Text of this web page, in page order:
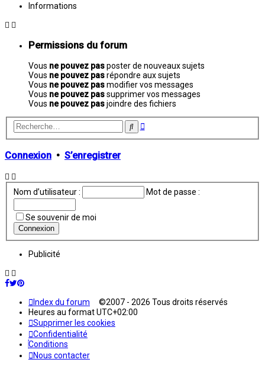
Informations
Permissions du forum
Vous ne pouvez pasposter de nouveaux sujets
Vous ne pouvez pasrépondre aux sujets
Vous ne pouvez pasmodifier vos messages
Vous ne pouvez passupprimer vos messages
Vous ne pouvez pasjoindre des fichiers
Rechercher
Recherche
Connexion • S’enregistrer
Nom d’utilisateur : Mot de passe :
Se souvenir de moi
Publicité
Index du forum ©2007 - 2026 Tous droits réservés
Heures au formatUTC+02:00
Supprimer les cookies
Confidentialité
Conditions
Nous contacter